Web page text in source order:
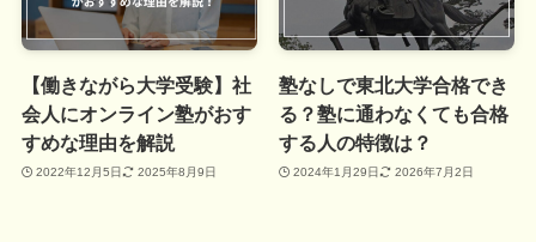
【働きながら大学受験】社
会人にオンライン塾がおす
すめな理由を解説
2022年12月5日 2025年8月9日
塾なしで東北大学合格でき
る？塾に通わなくても合格
する人の特徴は？
2024年1月29日 2026年7月2日